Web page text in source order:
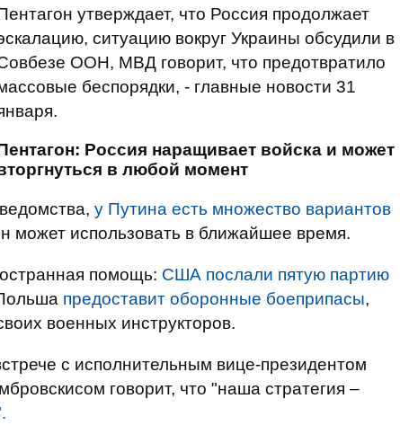
утверждает, что Россия продолжает
ситуацию вокруг Украины обсудили в
ООН, МВД говорит, что предотвратило
беспорядки, - главные новости 31
Россия наращивает войска и может
в любой момент
у Путина есть множество вариантов
может использовать в ближайшее время.
помощь: США послали пятую партию
предоставит оборонные боеприпасы,
военных инструкторов.
с исполнительным вице-президентом
говорит, что "наша стратегия –